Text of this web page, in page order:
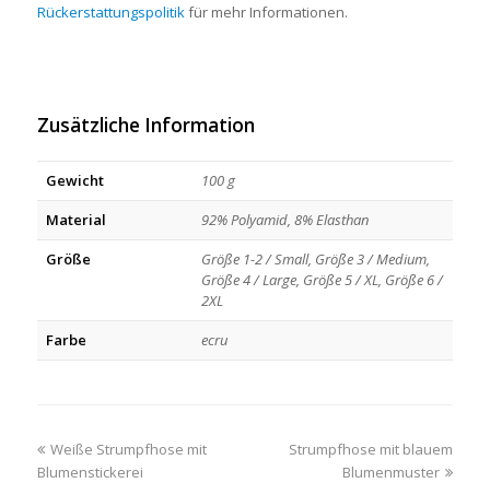
Rückerstattungspolitikfür mehr Informationen.
Zusätzliche Information
Gewicht
100 g
Material
92% Polyamid, 8% Elasthan
Größe
Größe 1-2 / Small, Größe 3 / Medium,
Größe 4 / Large, Größe 5 / XL, Größe 6 /
2XL
Farbe
ecru
previous
post:
Weiße Strumpfhose mit
Blumenstickerei
next
Strumpfhose mit blauem
Blumenmuster